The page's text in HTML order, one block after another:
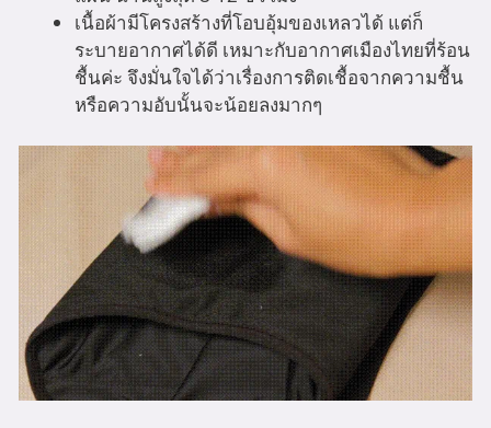
เนื้อผ้ามีโครงสร้างที่โอบอุ้มของเหลวได้ แต่ก็
ระบายอากาศได้ดี เหมาะกับอากาศเมืองไทยที่ร้อน
ชื้นค่ะ จึงมั่นใจได้ว่าเรื่องการติดเชื้อจากความชื้น
หรือความอับนั้นจะน้อยลงมากๆ